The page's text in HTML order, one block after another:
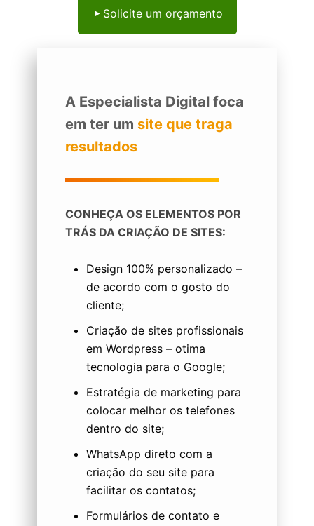
Solicite um orçamento
A Especialista Digital foca
em ter um site que traga
resultados
CONHEÇA OS ELEMENTOS POR
TRÁS DA CRIAÇÃO DE SITES:
Design 100% personalizado –
de acordo com o gosto do
cliente;
Criação de sites profissionais
em Wordpress – otima
tecnologia para o Google;
Estratégia de marketing para
colocar melhor os telefones
dentro do site;
WhatsApp direto com a
criação do seu site para
facilitar os contatos;
Formulários de contato e